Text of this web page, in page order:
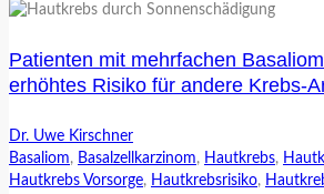
Patienten mit mehrfachen
erhöhtes Risiko für andere Krebs-
Dr. Uwe Kirschner
Basaliom, Basalzellkarzinom, Hautkrebs,
Hautkrebs Vorsorge, Hautkrebsrisiko,